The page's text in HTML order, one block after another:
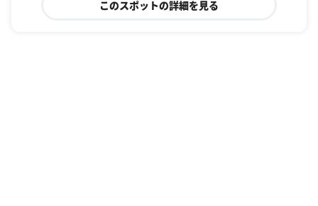
このスポットの詳細を見る